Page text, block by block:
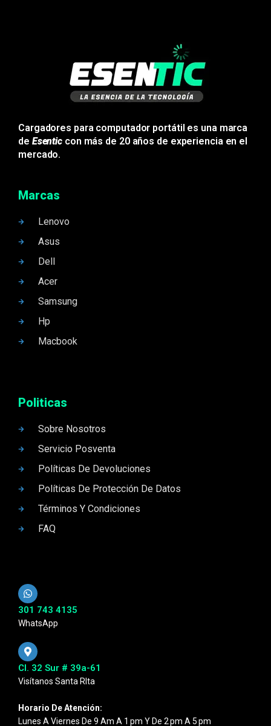
Cargadores para computador portátil es una marca
de Esentic con más de 20 años de experiencia en el
mercado.
Marcas
Lenovo
Asus
Dell
Acer
Samsung
Hp
Macbook
Politicas
Sobre Nosotros
Servicio Posventa
Políticas De Devoluciones
Políticas De Protección De Datos
Términos Y Condiciones
FAQ
301 743 4135
WhatsApp
Cl. 32 Sur # 39a-61
Visítanos Santa RIta
Horario De Atención:
Lunes A Viernes De 9 Am A 1 Pm Y De 2 Pm A 5 Pm